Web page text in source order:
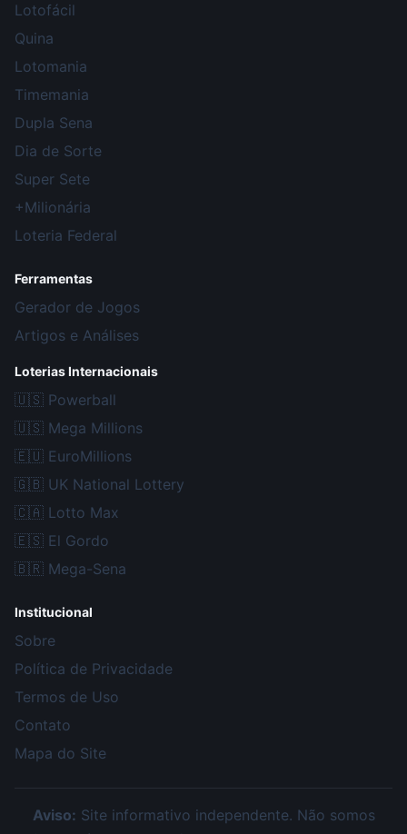
Lotofácil
Quina
Lotomania
Timemania
Dupla Sena
Dia de Sorte
Super Sete
+Milionária
Loteria Federal
Ferramentas
Gerador de Jogos
Artigos e Análises
Loterias Internacionais
🇺🇸 Powerball
🇺🇸 Mega Millions
🇪🇺 EuroMillions
🇬🇧 UK National Lottery
🇨🇦 Lotto Max
🇪🇸 El Gordo
🇧🇷 Mega-Sena
Institucional
Sobre
Política de Privacidade
Termos de Uso
Contato
Mapa do Site
Aviso: Site informativo independente. Não somos